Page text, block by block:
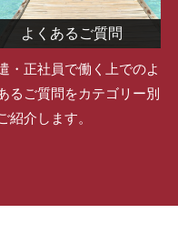
よくあるご質問
・正社員で働く上でのよ
るご質問をカテゴリー別
紹介します。